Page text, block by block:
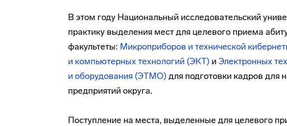
В этом году Национальный исследовательский
практику выделения мест для целевого приема
факультеты: Микроприборов и технической
и компьютерных технологий (ЭКТ) и Электронных
и оборудования (ЭТМО) для подготовки кадров
предприятий округа.
Поступление на места, выделенные для целевого